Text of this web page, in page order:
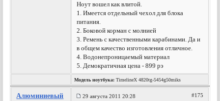
Ноут вошел как влитой.
1. Имеется отдельный чехол для блока
питания.
2. Боковой корман с молнией
3. Ремень с качественными карабинами. Да и
в общем качество изготовления отличное.
4. Водонепроницаемый материал
5. Демократичная цена - 899 рэ
Модель ноутбука: TimelineX 4820tg-5454g50miks
Алюминиевый
29 августа 2011 20:28 #175